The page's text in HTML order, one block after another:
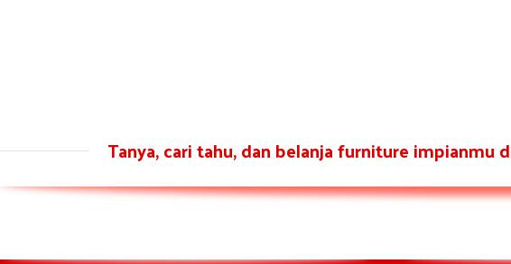
Tanya, cari tahu, dan belanja furniture